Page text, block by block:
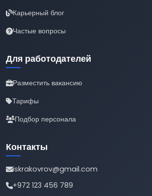
Карьерный блог
Частые вопросы
Для работодателей
Разместить вакансию
Тарифы
Подбор персонала
Контакты
iskrakovrov@gmail.com
+972 123 456 789